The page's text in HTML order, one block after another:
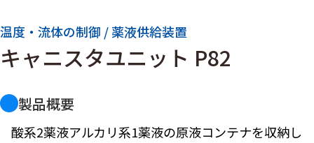
温度・流体の制御 / 薬液供給装置
キャニスタユニット P82
製品概要
酸系2薬液アルカリ系1薬液の原液コンテナを収納し